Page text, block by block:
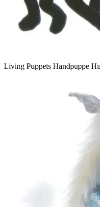
Living Puppets Handpuppe